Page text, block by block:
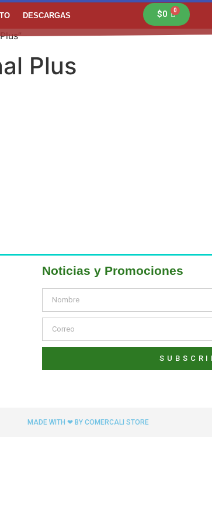
DESCARGAS $0
Plus
Noticias y Promociones
MADE WITH ❤ BY COMERCALI STORE